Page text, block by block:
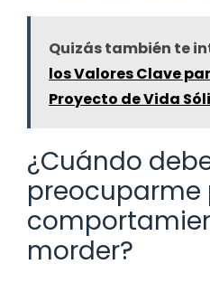
Quizás también te
los Valores Clave
Proyecto de Vida
¿Cuándo
preocuparme
morder?